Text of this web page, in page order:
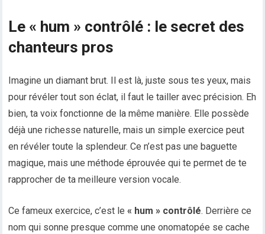
Le « hum » contrôlé : le secret des
chanteurs pros
Imagine un diamant brut. Il est là, juste sous tes yeux, mais
pour révéler tout son éclat, il faut le tailler avec précision. Eh
bien, ta voix fonctionne de la même manière. Elle possède
déjà une richesse naturelle, mais un simple exercice peut
en révéler toute la splendeur. Ce n’est pas une baguette
magique, mais une méthode éprouvée qui te permet de te
rapprocher de ta meilleure version vocale.
Ce fameux exercice, c’est le« hum » contrôlé. Derrière ce
nom qui sonne presque comme une onomatopée se cache